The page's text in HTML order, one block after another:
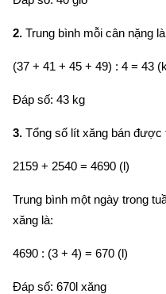
2. Trung bình mỗi cân nặng
(37 + 41 + 45 + 49) : 4 = 43
Đáp số: 43 kg
3. Tổng số lít xăng bán được
2159 + 2540 = 4690 (l)
Trung bình một ngày trong
xăng là:
4690 : (3 + 4) = 670 (l)
Đáp số: 670l xăng